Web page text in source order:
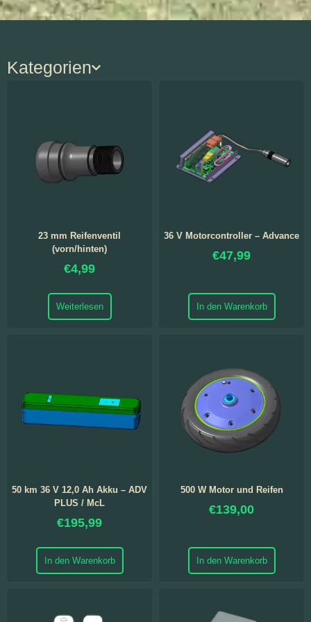
Kategorien
23 mm Reifenventil
(vorn/hinten)
€4,99
Weiterlesen
36 V Motorcontroller – Advance
€47,99
In den Warenkorb
50 km 36 V 12,0 Ah Akku – ADV
PLUS / McL
€195,99
In den Warenkorb
500 W Motor und Reifen
€139,00
In den Warenkorb